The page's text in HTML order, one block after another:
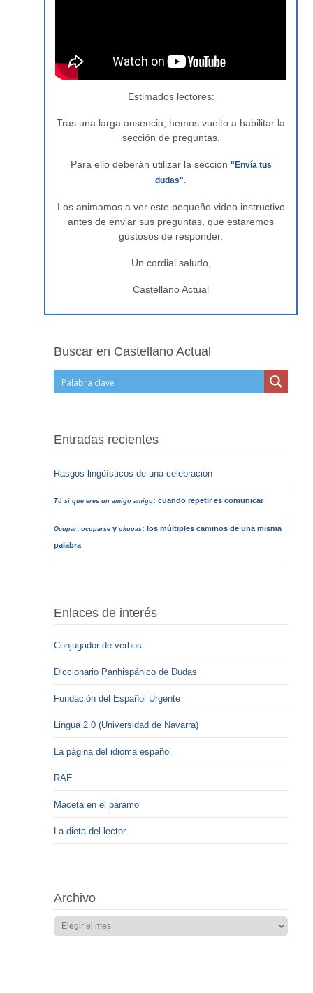
Estimados lectores:
Tras una larga ausencia, hemos vuelto a habilitar la
sección de preguntas.
Para ello deberán utilizar la sección "Envía tus
dudas"
Los animamos a ver este pequeño video instructivo
antes de enviar sus preguntas, que estaremos
gustosos de responder.
Un cordial saludo,
Castellano Actual
Buscar en Castellano Actual
Entradas recientes
Rasgos lingüísticos de una celebración
Tú sí que eres un amigo amigo: cuando repetir es comunicar
Ocupar,ocuparse yokupas: los múltiples caminos de una misma
palabra
Enlaces de interés
Conjugador de verbos
Diccionario Panhispánico de Dudas
Fundación del Español Urgente
Lingua 2.0 (Universidad de Navarra)
La página del idioma español
RAE
Maceta en el páramo
La dieta del lector
Archivo